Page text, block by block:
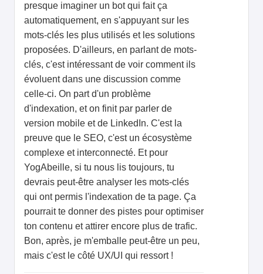
presque imaginer un bot qui fait ça
automatiquement, en s'appuyant sur les
mots-clés les plus utilisés et les solutions
proposées. D'ailleurs, en parlant de mots-
clés, c'est intéressant de voir comment ils
évoluent dans une discussion comme
celle-ci. On part d'un problème
d'indexation, et on finit par parler de
version mobile et de LinkedIn. C'est la
preuve que le SEO, c'est un écosystème
complexe et interconnecté. Et pour
YogAbeille, si tu nous lis toujours, tu
devrais peut-être analyser les mots-clés
qui ont permis l'indexation de ta page. Ça
pourrait te donner des pistes pour optimiser
ton contenu et attirer encore plus de trafic.
Bon, après, je m'emballe peut-être un peu,
mais c'est le côté UX/UI qui ressort !